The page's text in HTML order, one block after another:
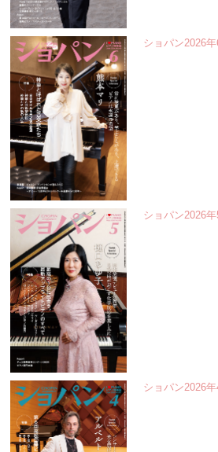
ショパン2026
ショパン2026
ショパン2026